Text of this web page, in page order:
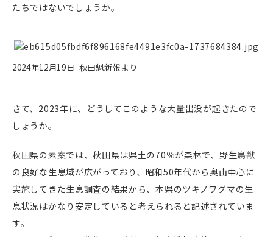
たちではないでしょうか。
2024年12月19日 秋田魁新報より
さて、2023年に、どうしてこのような大量出没が起きたので
しょうか。
秋田県の素案では、秋田県は県土の70％が森林で、 野生鳥獣
の良好な生息域が広がっており、 昭和50年代から奥山中心に
実施してきた生息調査の結果から、本県のツキノワグマの生
息状況はかなり安定している と考えられると記述されていま
す。